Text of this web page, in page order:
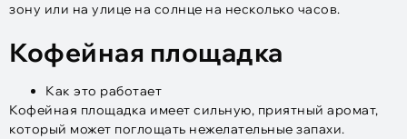
зону или на улице на солнце на несколько часов.
Кофейная площадка
Как это работает
Кофейная площадка имеет сильную, приятный аромат,
который может поглощать нежелательные запахи.